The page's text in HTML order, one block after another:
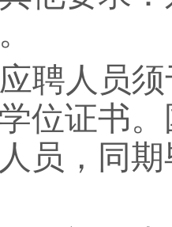
应聘人员
位证书
员，同